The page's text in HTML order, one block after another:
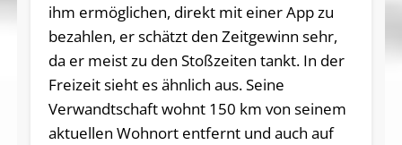
ihm ermöglichen, direkt mit einer App zu
bezahlen, er schätzt den Zeitgewinn sehr,
da er meist zu den Stoßzeiten tankt. In der
Freizeit sieht es ähnlich aus. Seine
Verwandtschaft wohnt 150 km von seinem
aktuellen Wohnort entfernt und auch auf